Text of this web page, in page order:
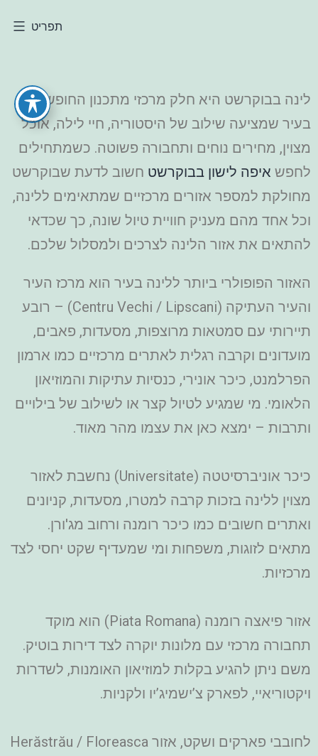
תפריט
לינה בבוקרשט היא חלק מרכזי מתכנון החופשה
בעיר שמציעה שילוב של היסטוריה, חיי לילה, אוכל
מצוין, מחירים נוחים ותחבורה פשוטה. כשמתחילים
לחפש איפה לישון בבוקרשט חשוב לדעת שבוקרשט
מחולקת למספר אזורים מרכזיים שמתאימים ללינה,
וכל אחד מהם מעניק חוויית טיול שונה, כך שכדאי
להתאים את אזור הלינה לצרכים ולמסלול שלכם.
האזור הפופולרי ביותר ללינה בעיר הוא מרכז העיר
והעיר העתיקה (Centru Vechi / Lipscani) – רובע
תיירותי עם סמטאות מרוצפות, מסעדות, פאבים,
מועדונים וקרבה רגלית לאתרים מרכזיים כמו ארמון
הפרלמנט, כיכר אונירי, כנסיות עתיקות והמוזיאון
הלאומי. מי שמגיע לטיול קצר או לשילוב של בילויים
ותרבות – ימצא כאן את עצמו מהר מאוד.
כיכר אוניברסיטטה (Universitate) נחשבת לאזור
מצוין ללינה בזכות קרבה למטרו, מסעדות, קניונים
ואתרים חשובים כמו כיכר רומנה ורחוב מג'ורן.
מתאים לזוגות, משפחות ומי שמעדיף שקט יחסי לצד
מרכזיות.
אזור פיאצה רומנה (Piata Romana) הוא מוקד
תחבורה מרכזי עם מלונות יוקרה לצד דירות בוטיק.
משם ניתן להגיע בקלות למוזיאון האומנות, לשדרות
ויקטוריאיי, לפארק צ’ישמיג’יו ולקניות.
לחובבי פארקים ושקט, אזור Herăstrău / Floreasca